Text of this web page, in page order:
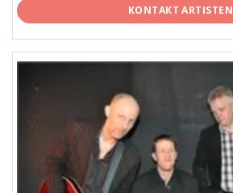
KONTAKT ARTISTEN